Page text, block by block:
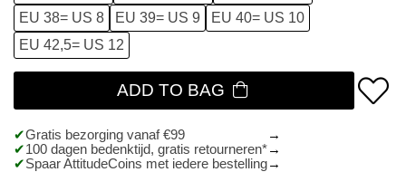
EU 38= US 8
EU 39= US 9
EU 40= US 10
EU 42,5= US 12
ADD TO BAG
Gratis bezorging vanaf €99
100 dagen bedenktijd, gratis retourneren*
Spaar AttitudeCoins met iedere bestelling